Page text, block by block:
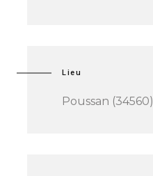
Lieu
Poussan (34560)